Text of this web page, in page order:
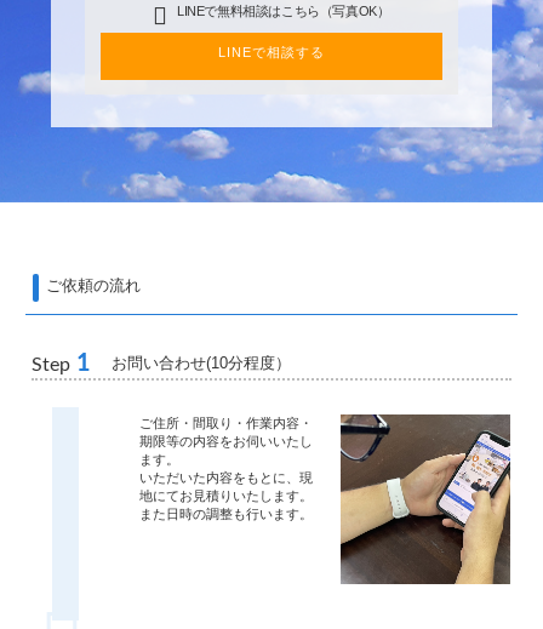
LINEで無料相談はこちら（写真OK）
LINEで相談する
ご依頼の流れ
Step 1 お問い合わせ(10分程度）
ご住所・間取り・作業内容・
期限等の内容をお伺いいたし
ます。
いただいた内容をもとに、現
地にてお見積りいたします。
また日時の調整も行います。